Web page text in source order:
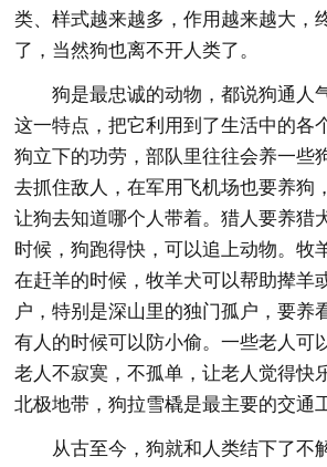
类、样式越来越多，作用越来越大，
了，当然狗也离不开人类了。
狗是最忠诚的动物，都说狗通人
这一特点，把它利用到了生活中的各
狗立下的功劳，部队里往往会养一些
去抓住敌人，在军用飞机场也要养狗
让狗去知道哪个人带着。猎人要养猎
时候，狗跑得快，可以追上动物。牧
在赶羊的时候，牧羊犬可以帮助撵羊
户，特别是深山里的独门孤户，要养
有人的时候可以防小偷。一些老人可
老人不寂寞，不孤单，让老人觉得快
北极地带，狗拉雪橇是最主要的交通
从古至今，狗就和人类结下了不